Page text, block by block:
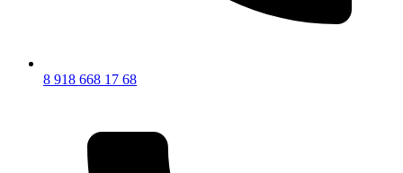
8 918 668 17 68